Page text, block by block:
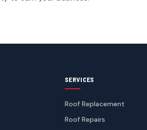
SERVICES
Roof Replacement
Roof Repairs